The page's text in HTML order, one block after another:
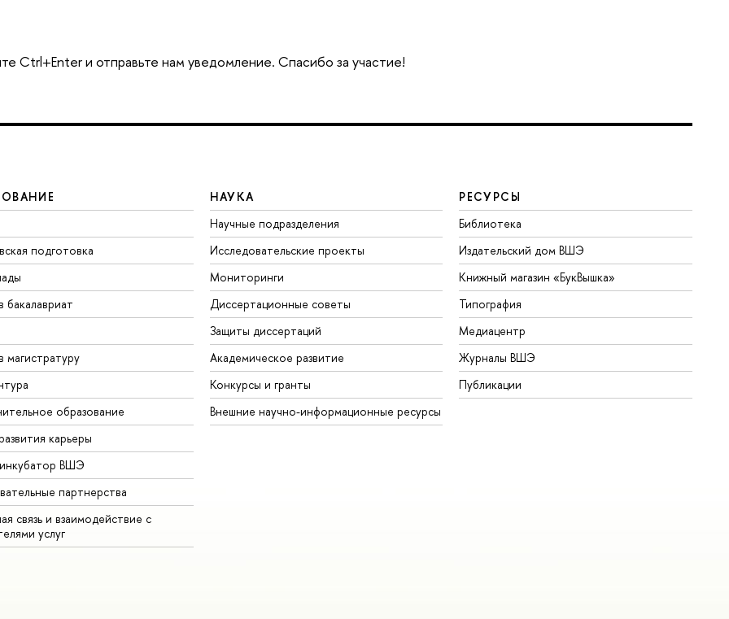
Ctrl+Enter и отправьте нам уведомление. Спасибо за участие!
подготовка
бакалавриат
магистратуру
образование
карьеры
ВШЭ
партнерства
связь и взаимодействие с
услуг
НАУКА
Научные подразделения
Исследовательские проекты
Мониторинги
Диссертационные советы
Защиты диссертаций
Академическое развитие
Конкурсы и гранты
Внешние научно-информационные ресурсы
РЕСУРСЫ
Библиотека
Издательский дом ВШЭ
Книжный магазин «БукВышка»
Типография
Медиацентр
Журналы ВШЭ
Публикации